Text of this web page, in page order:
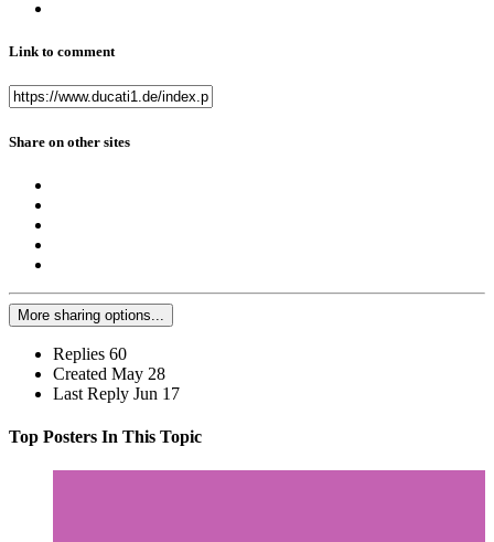
Link to comment
Share on other sites
More sharing options...
Replies 60
Created May 28
Last Reply Jun 17
Top Posters In This Topic